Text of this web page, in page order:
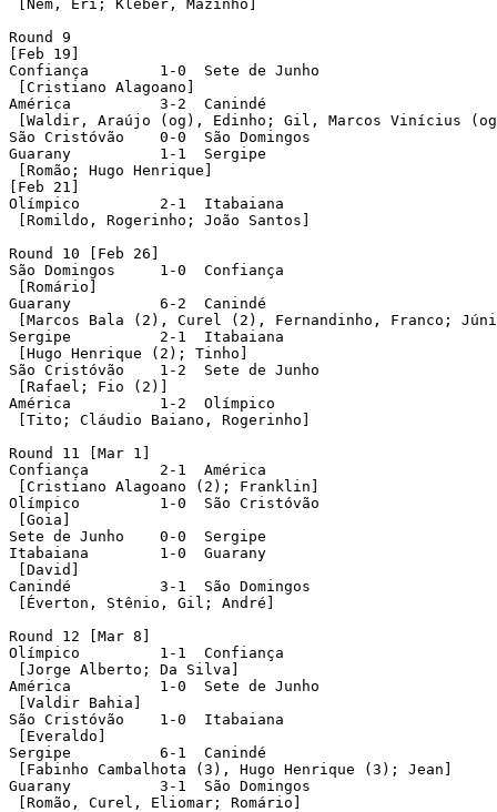
[Nem, Eri; Kléber, Mazinho]
Round 9
[Feb 19]
Confiança	 1-0  Sete de Junho
[Cristiano Alagoano]
América		 3-2  Canindé
[Waldir, Araújo (og), Edinho; Gil, Marcos Vinícius
São Cristóvão	 0-0  São Domingos
Guarany		 1-1  Sergipe
[Romão; Hugo Henrique]
[Feb 21]
Olímpico	 2-1  Itabaiana
[Romildo, Rogerinho; João Santos]
Round 10 [Feb 26]
São Domingos	 1-0  Confiança
[Romário]
Guarany		 6-2  Canindé
[Marcos Bala (2), Curel (2), Fernandinho, Franco;
Sergipe		 2-1  Itabaiana
[Hugo Henrique (2); Tinho]
São Cristóvão	 1-2  Sete de Junho
[Rafael; Fio (2)]
América		 1-2  Olímpico
[Tito; Cláudio Baiano, Rogerinho]
Round 11 [Mar 1]
Confiança	 2-1  América
[Cristiano Alagoano (2); Franklin]
Olímpico	 1-0  São Cristóvão
[Goia]
Sete de Junho	 0-0  Sergipe
Itabaiana	 1-0  Guarany
[David]
Canindé		 3-1  São Domingos
[Éverton, Stênio, Gil; André]
Round 12 [Mar 8]
Olímpico	 1-1  Confiança
[Jorge Alberto; Da Silva]
América		 1-0  Sete de Junho
[Valdir Bahia]
São Cristóvão	 1-0  Itabaiana
[Everaldo]
Sergipe		 6-1  Canindé
[Fabinho Cambalhota (3), Hugo Henrique (3); Jean]
Guarany		 3-1  São Domingos
[Romão, Curel, Eliomar; Romário]